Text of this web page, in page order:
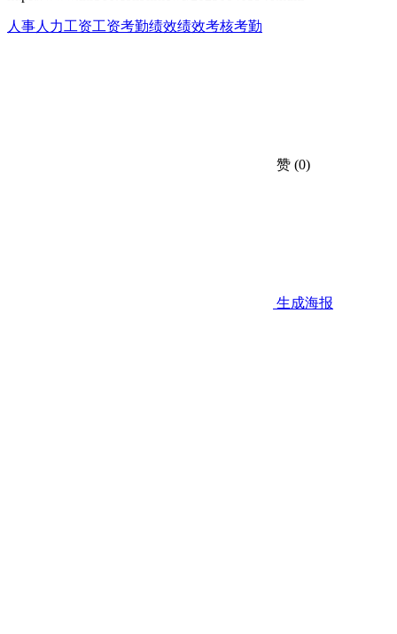
人事人力工资工资考勤绩效绩效考核考勤
赞 (0)
生成海报